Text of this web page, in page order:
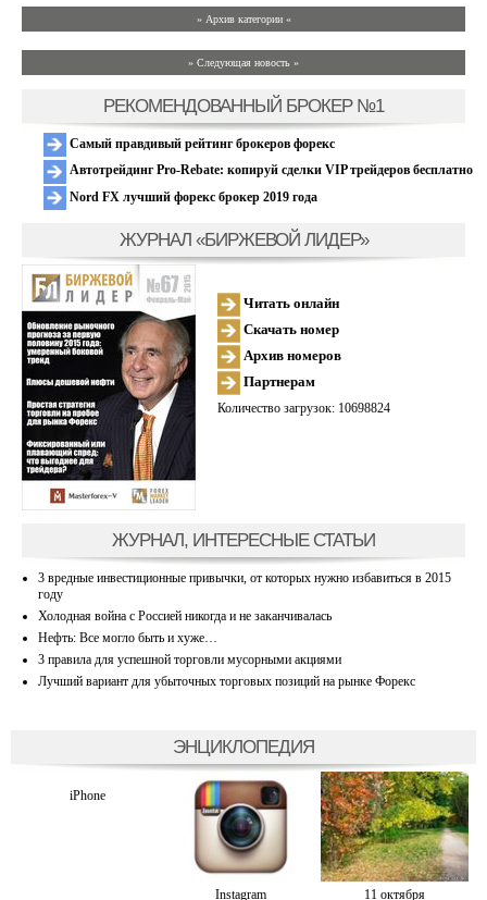
» Архив категории «
» Следующая новость »
РЕКОМЕНДОВАННЫЙ БРОКЕР №1
Самый правдивый рейтинг брокеров форекс
Автотрейдинг Pro-Rebate: копируй сделки VIP трейдеров бесплатно
Nord FX лучший форекс брокер 2019 года
ЖУРНАЛ «БИРЖЕВОЙ ЛИДЕР»
Читать онлайн
Скачать номер
Архив номеров
Партнерам
Количество загрузок: 10698824
ЖУРНАЛ, ИНТЕРЕСНЫЕ СТАТЬИ
3 вредные инвестиционные привычки, от которых нужно избавиться в 2015
году
Холодная война с Россией никогда и не заканчивалась
Нефть: Все могло быть и хуже…
3 правила для успешной торговли мусорными акциями
Лучший вариант для убыточных торговых позиций на рынке Форекс
ЭНЦИКЛОПЕДИЯ
iPhone
Instagram 11 октября